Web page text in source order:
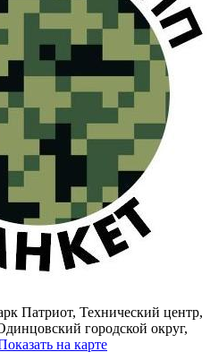
Патриот, Технический центр,
городской округ,
на карте